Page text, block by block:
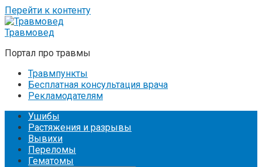
Перейти к контенту
Травмовед
Портал про травмы
Травмпункты
Бесплатная консультация врача
Рекламодателям
Ушибы
Растяжения и разрывы
Вывихи
Переломы
Гематомы